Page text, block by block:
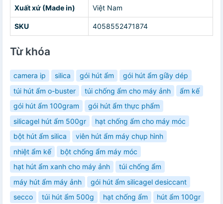
Xuất xứ (Made in) Việt Nam
SKU 4058552471874
Từ khóa
camera ip silica gói hút ẩm
gói hút ẩm giầy dép
túi hút ẩm o-buster
túi chống ẩm cho máy ảnh
ẩm kế
gói hút ẩm 100gram
gói hút ẩm thực phẩm
silicagel hút ẩm 500gr
hạt chống ẩm cho máy móc
bột hút ẩm silica
viên hút ẩm máy chụp hình
nhiệt ẩm kế
bột chống ẩm máy móc
hạt hút ẩm xanh cho máy ảnh
túi chống ẩm
máy hút ẩm máy ảnh
gói hút ẩm silicagel desiccant
secco
túi hút ẩm 500g hạt chống ẩm
hút ẩm 100gr